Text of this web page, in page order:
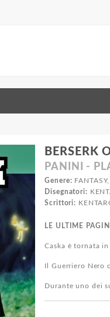
BERSERK
PANINI -
Genere:
Disegnatori:
Scrittori:
LE ULTIME
Caska è tornata
Il Guerriero Nero
Durante uno dei